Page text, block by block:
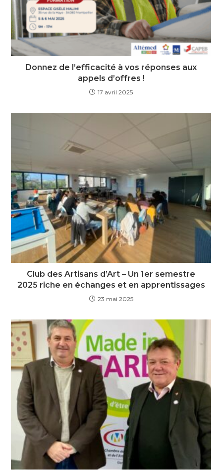
Donnez de l’efficacité à vos réponses aux
appels d’offres !
17 avril 2025
Club des Artisans d’Art – Un 1er semestre
2025 riche en échanges et en apprentissages
23 mai 2025